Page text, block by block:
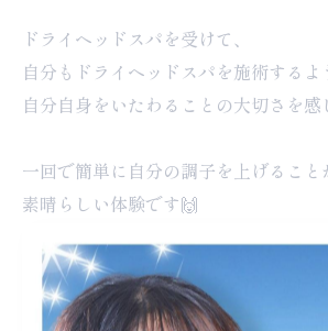
ドライヘッドスパを受けて、
自分もドライヘッドスパを施術するよ
自分自身をいたわることの大切さを
一回で簡単に自分の調子を上げること
素晴らしい体験です🙌
ちょっと色々上手くいかなくて足踏み
ドライヘッドスパが助けてくれますよ✨